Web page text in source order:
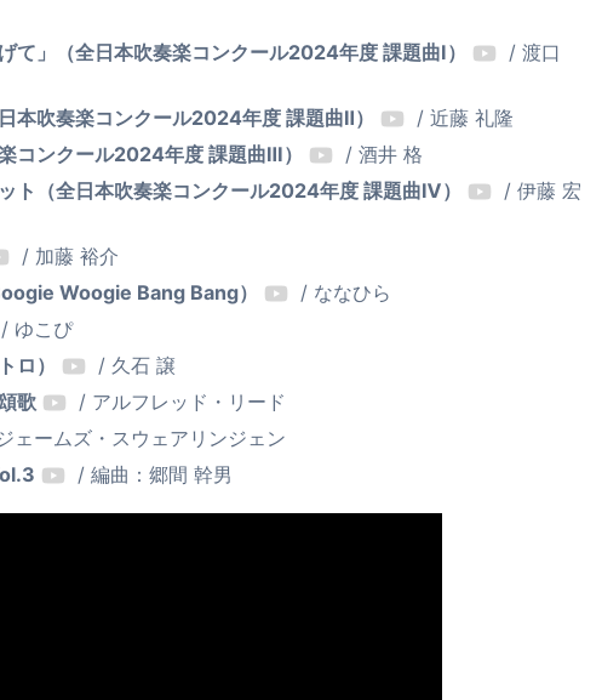
て」（全日本吹奏楽コンクール2024年度 課題曲Ⅰ）
/ 渡口
本吹奏楽コンクール2024年度 課題曲Ⅱ）
/ 近藤 礼隆
コンクール2024年度 課題曲Ⅲ）
/ 酒井 格
ト（全日本吹奏楽コンクール2024年度 課題曲Ⅳ）
/ 伊藤 宏
/ 加藤 裕介
Woogie Bang Bang）
/ ななひら
/ ゆこぴ
ロ）
/ 久石 譲
歌
/ アルフレッド・リード
ェームズ・スウェアリンジェン
/ 編曲：郷間 幹男